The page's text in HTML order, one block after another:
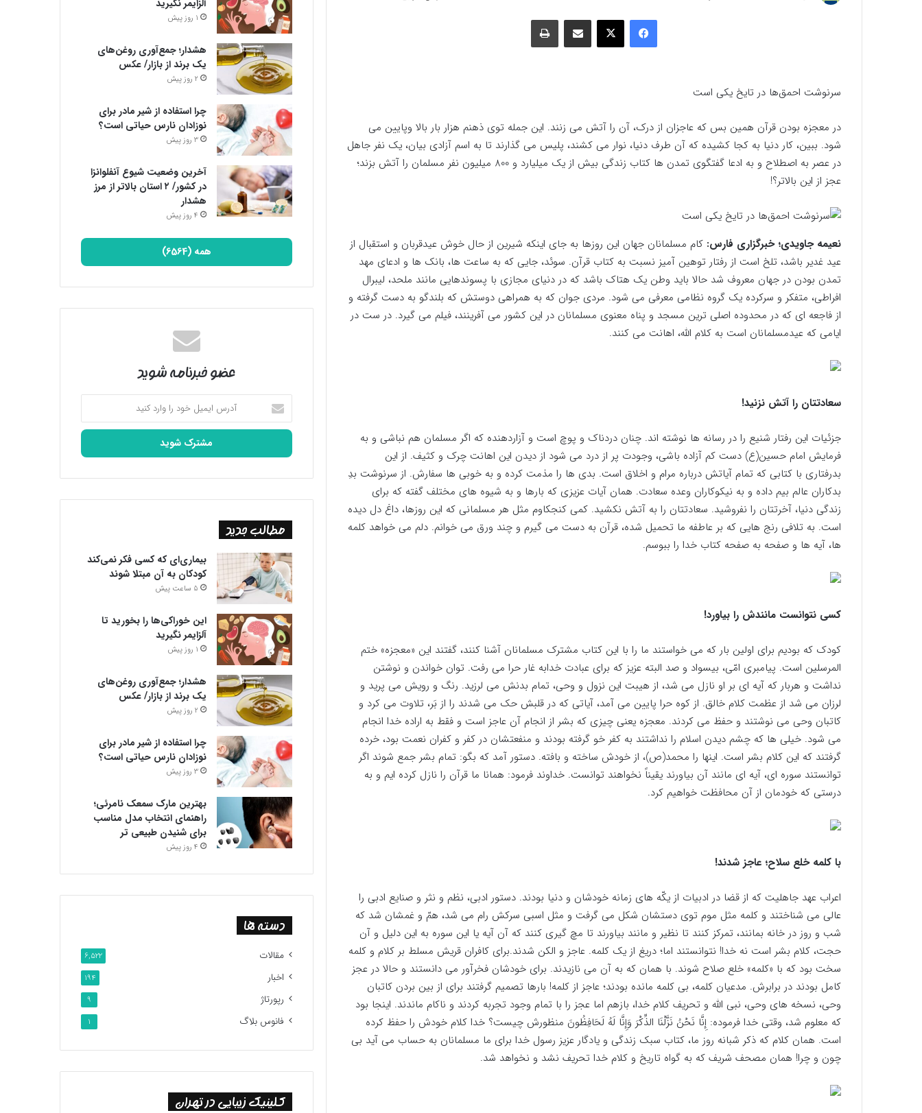
فیسبوک ایکس اشتراک گذاری با ایمیل چاپ
سرنوشت احمق‌ها در تایخ یکی است
در معجزه بودن قرآن همین بس که عاجزان از درک، آن را آتش می زنند. این جمله توی ذهنم هزار بار بالا وپایین می
شود. ببین، کار دنیا به کجا کشیده که آن طرف دنیا، نوار می کشند، پلیس می گذارند تا به اسم آزادی بیان، یک نفر جاهل
در عصر به اصطلاح و به ادعا گفتگوی تمدن ها کتاب زندگی بیش از یک میلیارد و 800 میلیون نفر مسلمان را آتش بزند؛
عجز از این بالاتر؟!
نعیمه جاویدی؛ خبرگزاری فارس: کام مسلمانان جهان این روزها به جای اینکه شیرین از حال خوش عیدقربان و استقبال از
عید غدیر باشد، تلخ است از رفتار توهین آمیز نسبت به کتاب قرآن. سوئد، جایی که به ساعت ها، بانک ها و ادعای مهد
تمدن بودن در جهان معروف شد حالا باید وطن یک هتاک باشد که در دنیای مجازی با پسوندهایی مانند ملحد، لیبرال
افراطی، متفکر و سرکرده یک گروه نظامی معرفی می شود. مردی جوان که به همراهی دوستش که بلندگو به دست گرفته و
از فاجعه ای که در محدوده اصلی ترین مسجد و پناه معنوی مسلمانان در این کشور می آفرینند، فیلم می گیرد. در ست در
ایامی که عیدمسلمانان است به کلام الله، اهانت می کنند.
سعادتتان را آتش نزنید!
جزئیات این رفتار شنیع را در رسانه ها نوشته اند. چنان دردناک و پوچ است و آزاردهنده که اگر مسلمان هم نباشی و به
فرمایش امام حسین(ع) دست کم آزاده باشی، وجودت پر از درد می شود از دیدن این اهانت چرک و کثیف. از این
بدرفتاری با کتابی که تمام آیاتش درباره مرام و اخلاق است. بدی ها را مذمت کرده و به خوبی ها سفارش. از سرنوشت بدِ
بدکاران عالم بیم داده و به نیکوکاران وعده سعادت. همان آیات عزیزی که بارها و به شیوه های مختلف گفته که برای
زندگی دنیا، آخرتتان را نفروشید. سعادتتان را به آتش نکشید. کمی کنجکاوم مثل هر مسلمانی که این روزها، داغ دل دیده
است. به تلافی رنج هایی که بر عاطفه ما تحمیل شده، قرآن به دست می گیرم و چند ورق می خوانم. دلم می خواهد کلمه
ها، آیه ها و صفحه به صفحه کتاب خدا را ببوسم.
کسی نتوانست مانندش را بیاورد!
کودک که بودیم برای اولین بار که می خواستند ما را با این کتاب مشترک مسلمانان آشنا کنند، گفتند این «معجزه» ختم
المرسلین است. پیامبری امّی، بیسواد و صد البته عزیز که برای عبادت خدابه غار حرا می رفت. توان خواندن و نوشتن
نداشت و هربار که آیه ای بر او نازل می شد، از هیبت این نزول و وحی، تمام بدنش می لرزید. رنگ و رویش می پرید و
لرزان می شد از عظمت کلام خالق. از کوه حرا پایین می آمد، آیاتی که در قلبش حک می شدند را از بَر، تلاوت می کرد و
کاتبان وحی می نوشتند و حفظ می کردند. معجزه یعنی چیزی که بشر از انجام آن عاجز است و فقط به اراده خدا انجام
می شود. خیلی ها که چشم دیدن اسلام را نداشتند به کفر خو گرفته بودند و منفعتشان در کفر و کفران نعمت بود، خرده
گرفتند که این کلام بشر است. اینها را محمد(ص)، از خودش ساخته و بافته. دستور آمد که بگو: تمام بشر جمع شوند اگر
توانستند سوره ای، آیه ای مانند آن بیاورند یقیناً نخواهند توانست. خداوند فرمود: همانا ما قرآن را نازل کرده ایم و به
درستی که خودمان از آن محافظت خواهیم کرد.
با کلمه خلع سلاح؛ عاجز شدند!
اعراب عهد جاهلیت که از قضا در ادبیات از یکّه های زمانه خودشان و دنیا بودند. دستور ادبی، نظم و نثر و صنایع ادبی را
عالی می شناختند و کلمه مثل موم توی دستشان شکل می گرفت و مثل اسبی سرکش رام می شد، همّ و غمشان شد که
شب و روز در خانه بمانند، تمرکز کنند تا نظیر و مانند بیاورند تا مچ گیری کنند که آن آیه یا این سوره به این دلیل و آن
حجت، کلام بشر است نه خدا! نتوانستند اما؛ دریغ از یک کلمه. عاجز و الکن شدند.برای کافران قریش مسلط بر کلام و کلمه
سخت بود که با «کلمه» خلع صلاح شوند. با همان که به آن می نازیدند. برای خودشان فخرآور می دانستند و حالا در عجز
کامل بودند در برابرش. مدعیان کلمه، بی کلمه مانده بودند؛ عاجز از کلمه! بارها تصمیم گرفتند برای از بین بردن کاتبان
وحی، نسخه های وحی، نبی الله و تحریف کلام خدا، بازهم اما عجز را با تمام وجود تجربه کردند و ناکام ماندند. اینجا بود
که معلوم شد، وقتی خدا فرموده: إِنَّا نَحْنُ نَزَّلْنَا الذِّکْرَ وَإِنَّا لَهُ لَحَافِظُونَ منظورش چیست؟ خدا کلام خودش را حفظ کرده
است. همان کلام که ذکر شبانه روز ما، کتاب سبک زندگی و یادگار عزیز رسول خدا برای ما مسلمانان به حساب می آید بی
چون و چرا! همان مصحف شریف که به گواه تاریخ و کلام خدا تحریف نشد و نخواهد شد.
آلزایمر نگیرید
1 روز پیش
هشدار؛ جمع‌آوری روغن‌های
یک برند از بازار/ عکس
2 روز پیش
چرا استفاده از شیر مادر برای
نوزادان نارس حیاتی است؟
3 روز پیش
آخرین وضعیت شیوع آنفلوانزا
در کشور/ ۲ استان بالاتر از مرز
هشدار
4 روز پیش
همه (6564)
عضو خبرنامه شوید
آدرس
ایمیل
خود
وارد
مطالب جدید
بیماری‌ای که کسی فکر نمی‌کند
کودکان به آن مبتلا شوند
5 ساعت پیش
این خوراکی‌ها را بخورید تا
آلزایمر نگیرید
1 روز پیش
هشدار؛ جمع‌آوری روغن‌های
یک برند از بازار/ عکس
2 روز پیش
چرا استفاده از شیر مادر برای
نوزادان نارس حیاتی است؟
3 روز پیش
بهترین مارک سمعک نامرئی؛
راهنمای انتخاب مدل مناسب
برای شنیدن طبیعی تر
4 روز پیش
دسته ها
مقالات 6,522
اخبار 194
رپورتاژ 9
فانوس بلاگ 1
کلینیک زیبایی در تهران